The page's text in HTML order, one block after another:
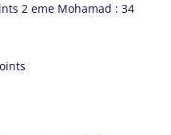
2 eme Mohamad : 34